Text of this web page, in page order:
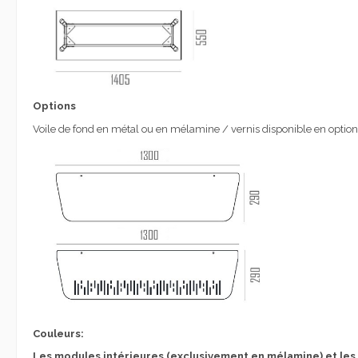
Options
Voile de fond en métal ou en mélamine / vernis disponible en option
Couleurs: